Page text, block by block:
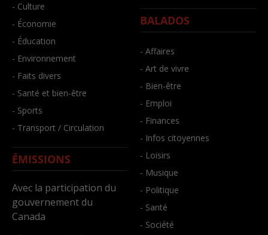
- Culture
- Économie
- Éducation
- Environnement
- Faits divers
- Santé et bien-être
- Sports
- Transport / Circulation
ÉMISSIONS
Avec la participation du
gouvernement du
Canada
BALADOS
- Affaires
- Art de vivre
- Bien-être
- Emploi
- Finances
- Infos citoyennes
- Loisirs
- Musique
- Politique
- Santé
- Société